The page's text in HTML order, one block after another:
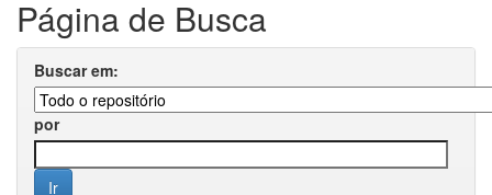
Página de Busca
Buscar em:
por